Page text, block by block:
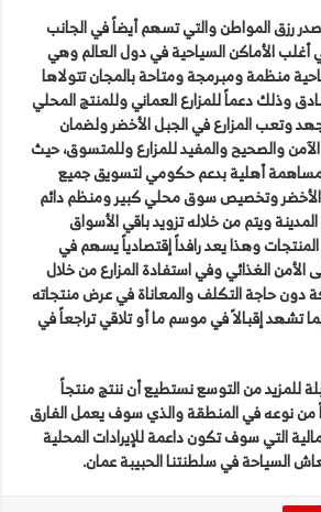
رزق المواطن والتي تسهم أيضاً في الجانب
الأماكن السياحية في دول العالم وهي
منظمة ومبرمجة ومتاحة بالمجان تتولاها
وذلك دعماً للمزارع العماني وللمنتج المحلي
وتعب المزارع في الجبل الأخضر ولضمان
والصحيح والمفيد للمزارع وللمتسوق، حيث
مساهمة أهلية بدعم حكومي لتسويق جميع
الأخضر وتخصيص سوق محلي كبير ومنظم دائم
ويتم من خلاله تزويد باقي الأسواق
وهذا يعد رافداً إقتصادياً يسهم في
الأمن الغذائي وفي استفادة المزارع من خلال
دون حاجة التكلف والمعاناة في عرض منتجاته
تشهد إقبالاً في موسم ما أو تلاقي تراجعاً في
للمزيد من التوسع نستطيع أن ننتج منتجاً
من نوعه في المنطقة والذي سوف يعمل الفارق
التي سوف تكون داعمة للإيرادات المحلية
السياحة في سلطنتنا الحبيبة عمان.